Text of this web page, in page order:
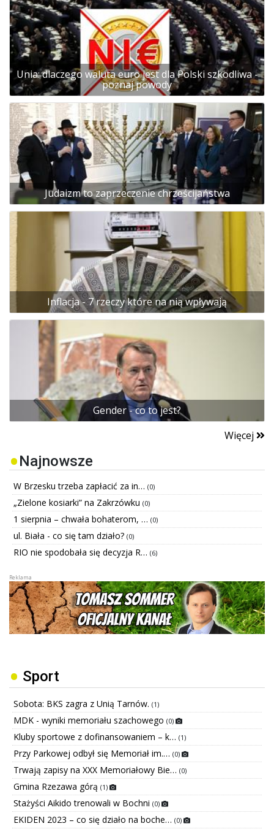
Unia: dlaczego waluta euro jest dla Polski szkodliwa -
poznaj powody
Judaizm to zaprzeczenie chrześcijaństwa
Inflacja - 7 rzeczy które na nią wpływają
Gender - co to jest?
Więcej
Najnowsze
W Brzesku trzeba zapłacić za in… (0)
„Zielone kosiarki” na Zakrzówku (0)
1 sierpnia – chwała bohaterom, … (0)
ul. Biała - co się tam działo? (0)
RIO nie spodobała się decyzja R… (6)
Sport
Sobota: BKS zagra z Unią Tarnów. (1)
MDK - wyniki memoriału szachowego (0)
Kluby sportowe z dofinansowaniem – k… (1)
Przy Parkowej odbył się Memoriał im.… (0)
Trwają zapisy na XXX Memoriałowy Bie… (0)
Gmina Rzezawa górą (1)
Stażyści Aikido trenowali w Bochni (0)
EKIDEN 2023 – co się działo na boche… (0)